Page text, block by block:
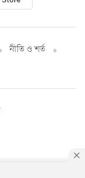
নীতি ও শর্ত